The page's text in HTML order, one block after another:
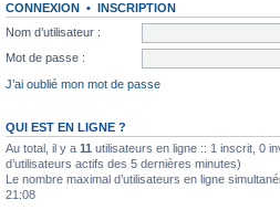
CONNEXION • INSCRIPTION
Nom d’utilisateur :
Mot de passe :
J’ai oublié mon mot de passe
QUI EST EN LIGNE ?
Au total, il y a 11 utilisateurs en ligne :: 1 inscrit, 0
d’utilisateurs actifs des 5 dernières minutes)
Le nombre maximal d’utilisateurs en ligne
21:08